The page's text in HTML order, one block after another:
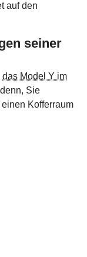
auf den
seiner
das Model Y im
Sie
Kofferraum